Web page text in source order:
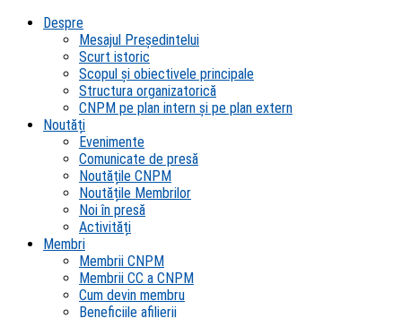
Despre
Mesajul Președintelui
Scurt istoric
Scopul şi obiectivele principale
Structura organizatorică
CNPM pe plan intern şi pe plan extern
Noutăți
Evenimente
Comunicate de presă
Noutățile CNPM
Noutățile Membrilor
Noi în presă
Activități
Membri
Membrii CNPM
Membrii CC a CNPM
Cum devin membru
Beneficiile afilierii